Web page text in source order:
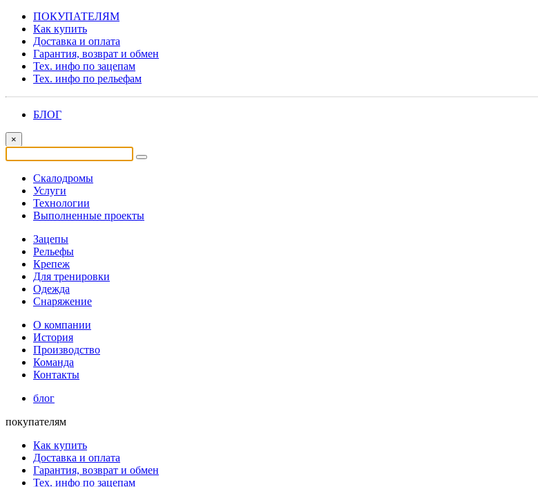
ПОКУПАТЕЛЯМ
Как купить
Доставка и оплата
Гарантия, возврат и обмен
Тех. инфо по зацепам
Тех. инфо по рельефам
БЛОГ
×
Скалодромы
Услуги
Технологии
Выполненные проекты
Зацепы
Рельефы
Крепеж
Для тренировки
Одежда
Снаряжение
О компании
История
Производство
Команда
Контакты
блог
покупателям
Как купить
Доставка и оплата
Гарантия, возврат и обмен
Тех. инфо по зацепам